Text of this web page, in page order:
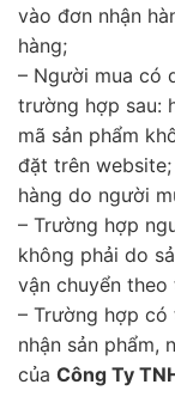
vào đơn nhận
hàng;
– Người mua có
trường hợp sau:
mã sản phẩm
đặt trên
hàng do người
– Trường hợp
không phải do
vận chuyển
– Trường hợp có
nhận sản phẩm,
của Công Ty